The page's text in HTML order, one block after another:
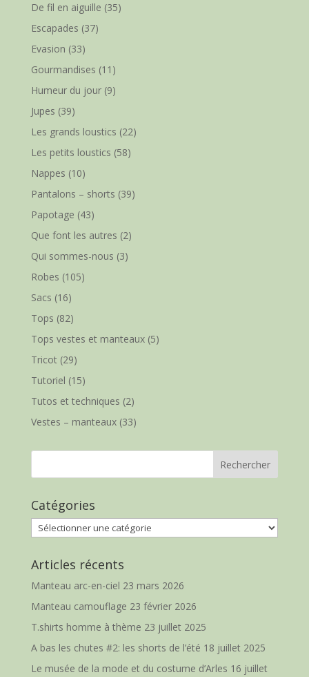
De fil en aiguille (35)
Escapades (37)
Evasion (33)
Gourmandises (11)
Humeur du jour(9)
Jupes (39)
Les grands loustics (22)
Les petits loustics (58)
Nappes (10)
Pantalons – shorts (39)
Papotage (43)
Que font les autres (2)
Qui sommes-nous (3)
Robes (105)
Sacs (16)
Tops (82)
Tops vestes et manteaux(5)
Tricot(29)
Tutoriel (15)
Tutos et techniques (2)
Vestes – manteaux(33)
Catégories
Catégories
Articles récents
Manteau arc-en-ciel 23 mars 2026
Manteau camouflage 23 février 2026
T.shirts homme à thème 23 juillet 2025
A bas les chutes #2: les shorts de l’été 18 juillet 2025
Le musée de la mode et du costume d’Arles 16 juillet